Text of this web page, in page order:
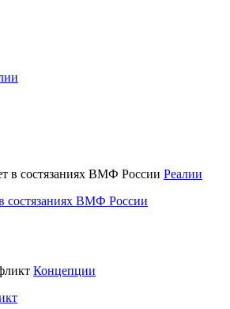
Реалии
состязаниях ВМФ России
Концепции